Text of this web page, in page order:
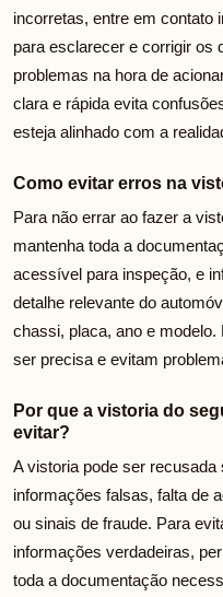
incorretas, entre em contato
para esclarecer e corrigir os
problemas na hora de
clara e rápida evita
esteja alinhado com a
Como evitar erros na
Para não errar ao fazer a
mantenha toda a
acessível para inspeção, e
detalhe relevante do
chassi, placa, ano e
ser precisa e evitam
Por que a vistoria do
evitar?
A vistoria pode ser
informações falsas, falta de
ou sinais de fraude. Para
informações verdadeiras,
toda a documentação